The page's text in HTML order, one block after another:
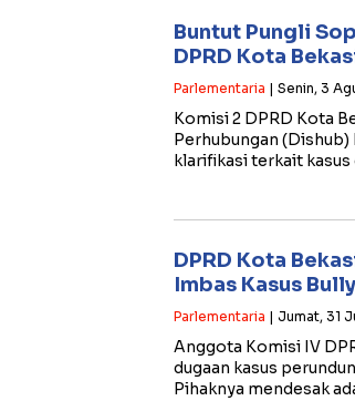
Buntut Pungli
DPRD Kota
Parlementaria | Senin, 3
​Komisi 2 DPRD Kota
Perhubungan
klarifikasi terkait
DPRD Kota
Imbas Kasus
Parlementaria | Jumat, 31
​Anggota Komisi IV
dugaan kasus
Pihaknya mendesak